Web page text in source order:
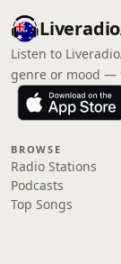
Listen to
genre or mood —
BROWSE
Radio Stations
Podcasts
Top Songs